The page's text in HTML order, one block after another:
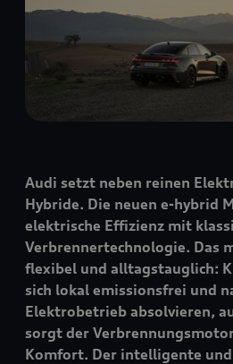
Audi setzt neben reinen
Hybride. Die neuen e-hybrid
elektrische Effizienz mit
Verbrennertechnologie. Das
flexibel und alltagstauglich:
sich lokal emissionsfrei und
Elektrobetrieb absolvieren,
sorgt der
Komfort. Der intelligente